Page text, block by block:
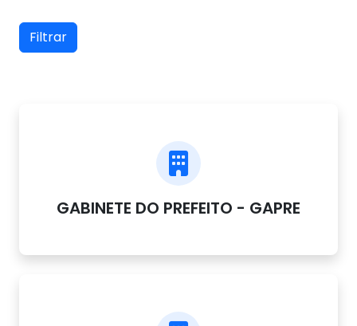
Filtrar
GABINETE DO PREFEITO - GAPRE